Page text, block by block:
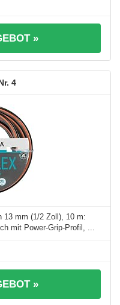
»
4
13 mm (1/2 Zoll), 10 m:
mit Power-Grip-Profil, ...
»